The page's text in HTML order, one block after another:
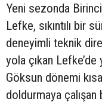
Yeni sezonda
Lefke, sıkıntılı bir
deneyimli teknik
yola çıkan Lefke’de
Göksun dönemi
doldurmaya çalışan